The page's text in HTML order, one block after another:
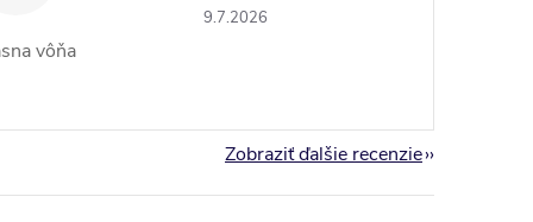
9.7.2026
vôňa
Zobraziť ďalšie recenzie